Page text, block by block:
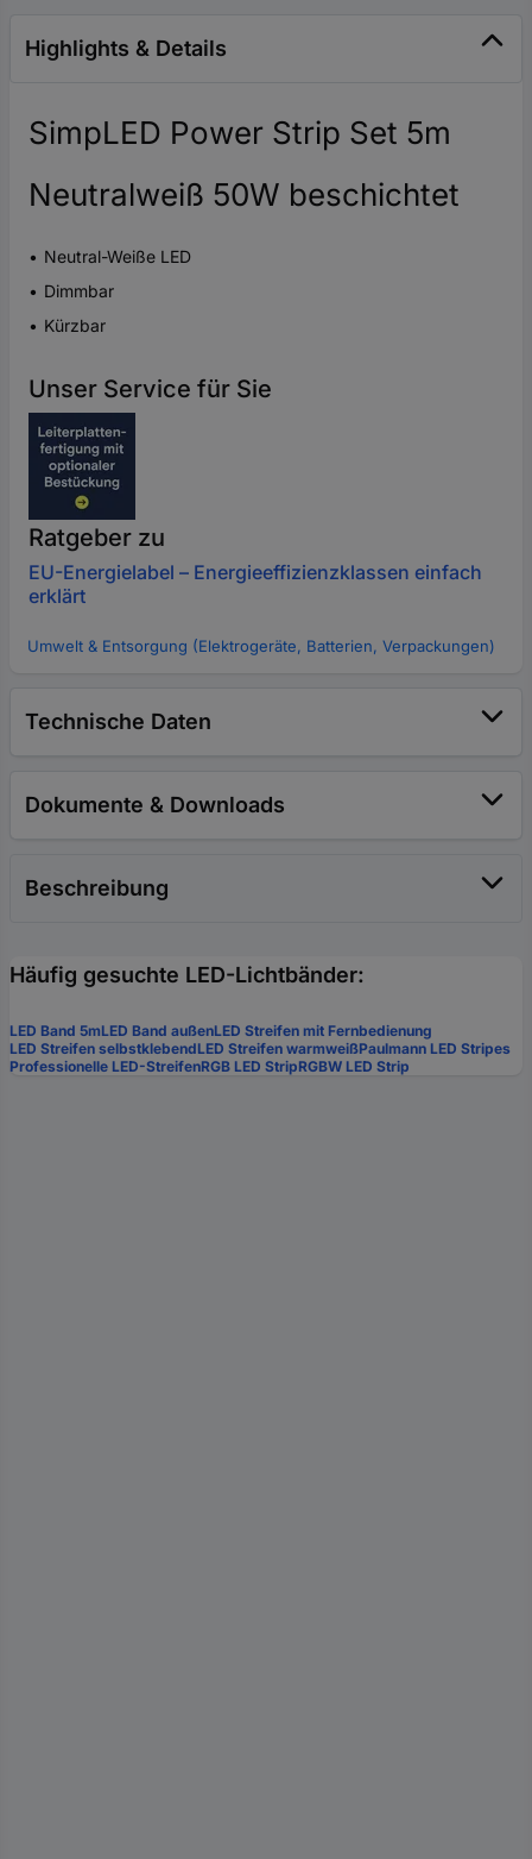
Highlights & Details
SimpLED Power Strip Set 5m
Neutralweiß 50W beschichtet
Neutral-Weiße LED
Dimmbar
Kürzbar
Unser Service für Sie
Ratgeber zu
EU-Energielabel – Energieeffizienzklassen einfach
erklärt
Umwelt & Entsorgung (Elektrogeräte, Batterien, Verpackungen)
Technische Daten
Dokumente & Downloads
Beschreibung
Häufig gesuchte LED-Lichtbänder:
LED Band 5mLED Band außenLED Streifen mit Fernbedienung
LED Streifen selbstklebendLED Streifen warmweißPaulmann LED Stripes
Professionelle LED-StreifenRGB LED StripRGBW LED Strip